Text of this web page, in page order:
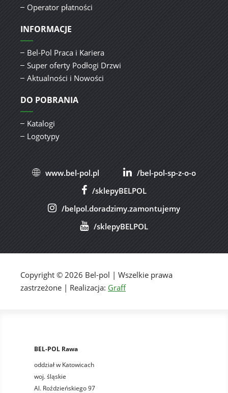
Operator płatności
INFORMACJE
Bel-Pol Praca i Kariera
Super oferty Podłogi Drzwi
Aktualności i Nowości
DO POBRANIA
Katalogi
Logotypy
www.bel-pol.pl
/bel-pol-sp-z-o-o
/sklepyBELPOL
/belpol.doradzimy.zamontujemy
/sklepyBELPOL
Copyright © 2026 Bel-pol | Wszelkie prawa
zastrzeżone | Realizacja: Graff
BEL-POL Rawa
oddział w Katowicach
woj. śląskie
Al. Roździeńskiego 97